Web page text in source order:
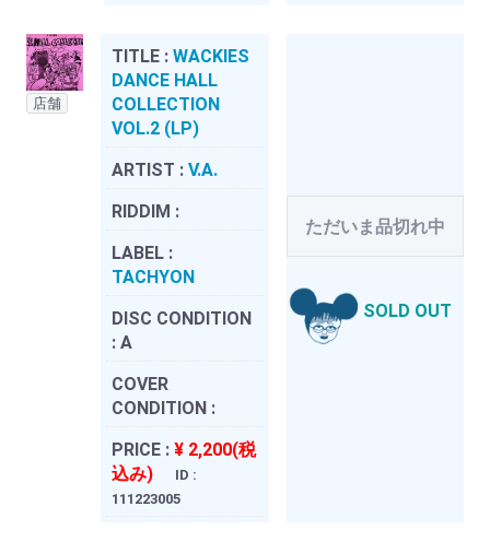
店舗
TITLE : WACKIES
DANCE HALL
COLLECTION
VOL.2 (LP)
ARTIST : V.A.
RIDDIM :
LABEL :
TACHYON
DISC CONDITION
: A
COVER
CONDITION :
PRICE : ¥ 2,200(税
込み)
ID :
111223005
ただいま品切れ中
SOLD OUT